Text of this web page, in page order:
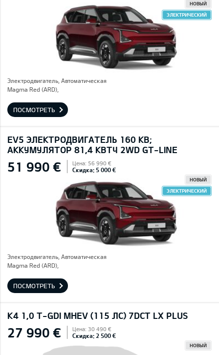
НОВЫЙ
ЭЛЕКТРИЧЕСКИЙ
Электродвигатель, Автоматическая
Magma Red (ARD),
ПОСМОТРЕТЬ
EV5 ЭЛЕКТРОДВИГАТЕЛЬ 160 КВ;
AККУМУЛЯТОР 81,4 КВТЧ 2WD GT-LINE
51 990 € Цена: 56 990 €
Скидка: 5 000 €
НОВЫЙ
ЭЛЕКТРИЧЕСКИЙ
Электродвигатель, Автоматическая
Magma Red (ARD),
ПОСМОТРЕТЬ
K4 1,0 T-GDI MHEV (115 ЛС) 7DCT LX PLUS
27 990 € Цена: 30 490 €
Скидка: 2 500 €
НОВЫЙ